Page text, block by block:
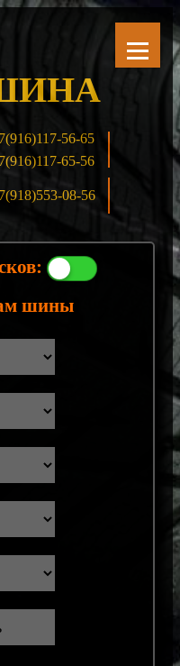
56-65
65-56
08-56
шины